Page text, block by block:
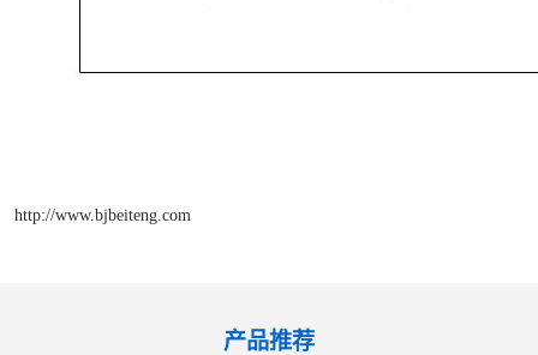
http://www.bjbeiteng.com
产品推荐